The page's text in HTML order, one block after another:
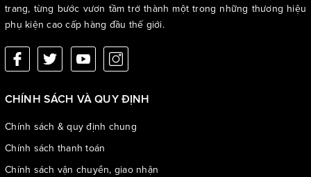
trang, từng bước vươn tầm trở thành một trong những thương hiệu
phụ kiện cao cấp hàng đầu thế giới.
CHÍNH SÁCH VÀ QUY ĐỊNH
Chính sách & quy định chung
Chính sách thanh toán
Chính sách vận chuyển, giao nhận